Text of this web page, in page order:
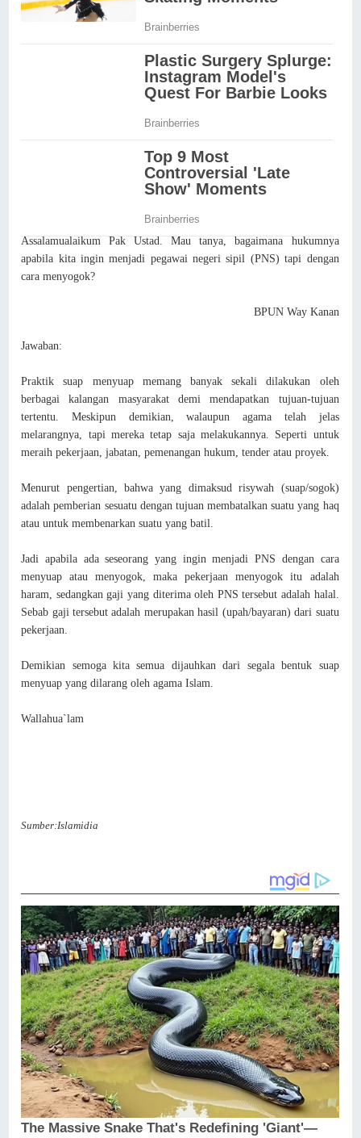
Assalamualaikum Pak Ustad. Mau tanya, bagaimana hukumnya
apabila kita ingin menjadi pegawai negeri sipil (PNS) tapi dengan
cara menyogok?
BPUN Way Kanan
Jawaban:
Praktik suap menyuap memang banyak sekali dilakukan oleh
berbagai kalangan masyarakat demi mendapatkan tujuan-tujuan
tertentu. Meskipun demikian, walaupun agama telah jelas
melarangnya, tapi mereka tetap saja melakukannya. Seperti untuk
meraih pekerjaan, jabatan, pemenangan hukum, tender atau proyek.
Menurut pengertian, bahwa yang dimaksud risywah (suap/sogok)
adalah pemberian sesuatu dengan tujuan membatalkan suatu yang haq
atau untuk membenarkan suatu yang batil.
Jadi apabila ada seseorang yang ingin menjadi PNS dengan cara
menyuap atau menyogok, maka pekerjaan menyogok itu adalah
haram, sedangkan gaji yang diterima oleh PNS tersebut adalah halal.
Sebab gaji tersebut adalah merupakan hasil (upah/bayaran) dari suatu
pekerjaan.
Demikian semoga kita semua dijauhkan dari segala bentuk suap
menyuap yang dilarang oleh agama Islam.
Wallahua`lam
Sumber:Islamidia